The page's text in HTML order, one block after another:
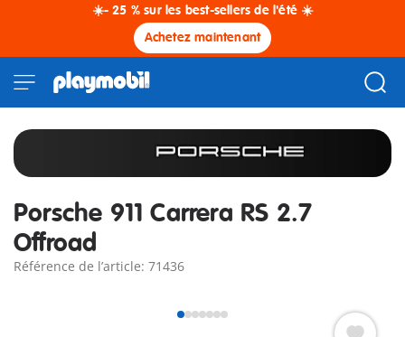
☀️- 25 % sur les best-sellers de l'été ☀️
Achetez maintenant
Porsche 911 Carrera RS 2.7
Offroad
Référence de l’article: 71436